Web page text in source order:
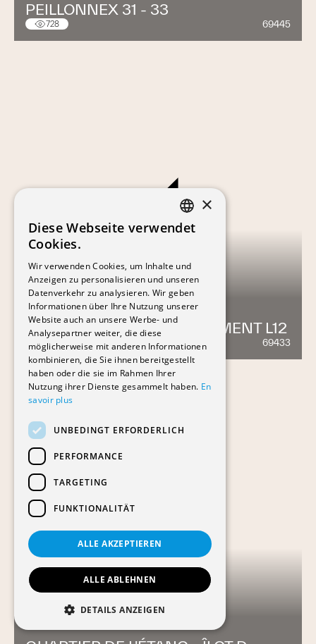
PEILLONNEX 31 - 33
728 69445
ADRET PONT-ROUGE, BÂTIMENT L12
371 69433
FRENCH
×
Diese Webseite verwendet
Cookies.
Wir verwenden Cookies, um Inhalte und
Anzeigen zu personalisieren und unseren
Datenverkehr zu analysieren. Wir geben
Informationen über Ihre Nutzung unserer
Website auch an unsere Werbe- und
Analysepartner weiter, die diese
möglicherweise mit anderen Informationen
kombinieren, die Sie ihnen bereitgestellt
haben oder die sie im Rahmen Ihrer
Nutzung ihrer Dienste gesammelt haben. En
savoir plus
UNBEDINGT ERFORDERLICH
PERFORMANCE
TARGETING
FUNKTIONALITÄT
ALLE AKZEPTIEREN
ALLE ABLEHNEN
DETAILS ANZEIGEN